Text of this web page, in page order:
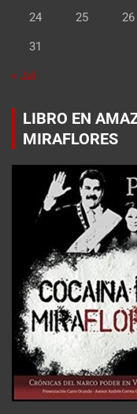
24 25 26
31
« Jul
LIBRO EN
MIRAFLORES